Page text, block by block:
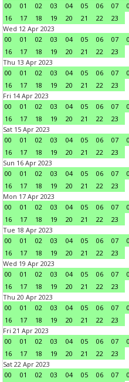
00
01 02 03 04 05 06 07
16
17 18 19 20 21 22
23
Wed 12 Apr 2023
00
01 02 03 04 05 06 07
16
17 18 19 20 21 22
23
Thu 13 Apr 2023
00
01 02 03 04 05 06 07
16
17 18 19 20 21 22
23
Fri 14 Apr 2023
00
01 02 03 04 05 06 07
16
17 18 19 20 21 22
23
Sat 15 Apr 2023
00
01 02 03 04 05 06 07
16
17 18 19 20 21 22
23
Sun 16 Apr 2023
00
01 02 03 04 05 06 07
16
17 18 19 20 21 22
23
Mon 17 Apr 2023
00
01 02 03 04 05 06 07
16
17 18 19 20 21 22
23
Tue 18 Apr 2023
00
01 02 03 04 05 06 07
16
17 18 19 20 21 22
23
Wed 19 Apr 2023
00
01 02 03 04 05 06 07
16
17 18 19 20 21 22
23
Thu 20 Apr 2023
00
01 02 03 04 05 06 07
16
17 18 19 20 21 22
23
Fri 21 Apr 2023
00
01 02 03 04 05 06 07
16
17 18 19 20 21 22
23
Sat 22 Apr 2023
00
01 02 03 04 05 06 07